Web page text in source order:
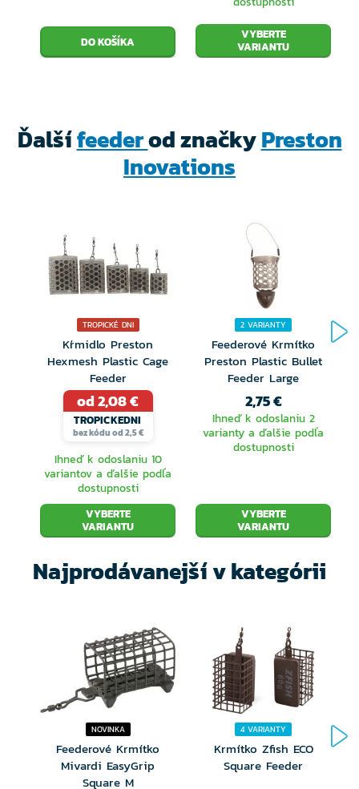
VYBERTE
VARIANTU
Ďalšífeederod značkyPreston
Inovations
TROPICKÉ DNI
Kŕmidlo Preston
Hexmesh Plastic Cage
Feeder
od 2,08 €
TROPICKEDNI
bez kódu od 2,5 €
Ihneď k odoslaniu 10
variantov a ďalšie podľa
dostupnosti
VYBERTE
VARIANTU
2 VARIANTY
Feederové Krmítko
Preston Plastic Bullet
Feeder Large
2,75 €
Ihneď k odoslaniu 2
varianty a ďalšie podľa
dostupnosti
VYBERTE
VARIANTU
Najprodávanejší v kategórii
NOVINKA
Feederové Krmítko
Mivardi EasyGrip
Square M
4 VARIANTY
Krmítko Zfish ECO
Square Feeder